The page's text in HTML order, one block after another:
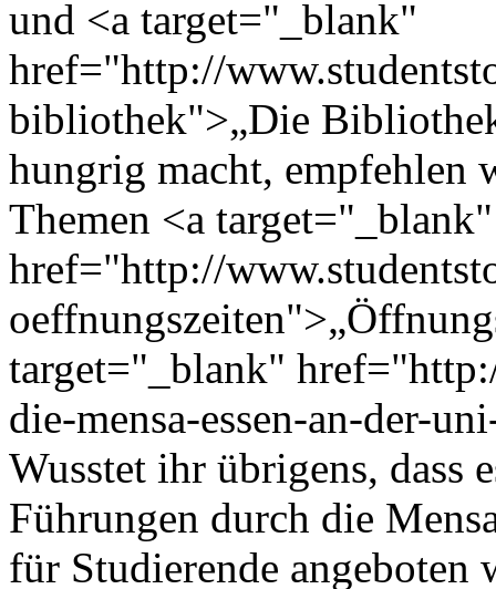
und <a target="_blank"
href="http://
bibliothek">„Die
hungrig macht, empfehlen
Themen <a target="_blank"
href="http://
target="_blank"
die-mensa-essen-an-der-
Wusstet ihr übrigens, dass
Führungen durch die
für Studierende angeboten